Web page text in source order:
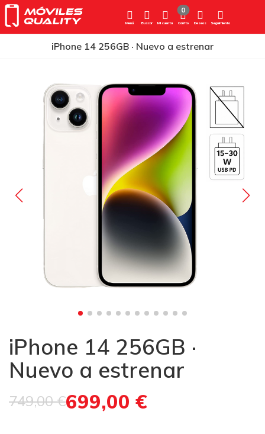
Menú Buscar Mi cuenta Carrito
0
Deseos Seguimiento
iPhone 14 256GB · Nuevo a estrenar
iPhone 14 256GB ·
Nuevo a estrenar
749,00 €699,00 €